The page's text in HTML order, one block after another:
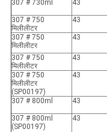
307 # 730ml 43
307 # 750
मिलीलीटर
43
307 # 750
मिलीलीटर
43
307 # 750
मिलीलीटर
43
307 # 750
मिलीलीटर
(SP00197)
43
307 # 800ml 43
307 # 800ml
(SP00197)
43